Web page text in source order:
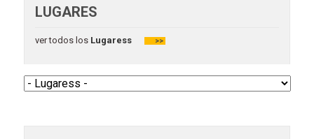
LUGARES
ver todos losLugaress >>